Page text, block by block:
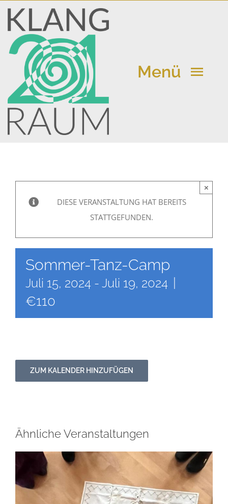
Zum
Inhalt
springen
Menü
Klangraum 21
Kulturnetz
DIESE VERANSTALTUNG HAT BEREITS
STATTGEFUNDEN.
×
Sommer-Tanz-Camp
Juli 15, 2024 - Juli 19, 2024
€110
ZUM KALENDER HINZUFÜGEN
Ähnliche Veranstaltungen